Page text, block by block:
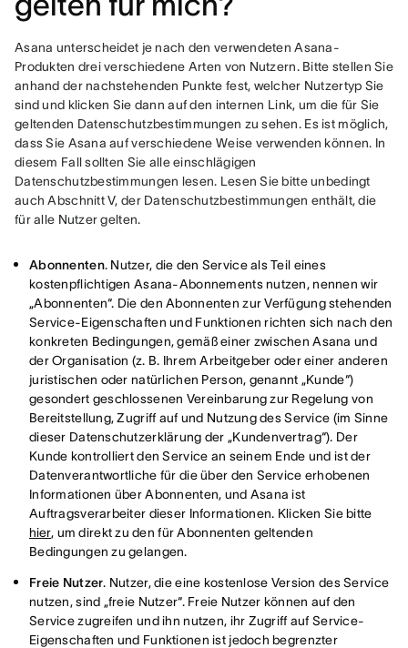
Asana unterscheidet je nach den verwendeten Asana-
Produkten drei verschiedene Arten von Nutzern. Bitte stellen Sie
anhand der nachstehenden Punkte fest, welcher Nutzertyp Sie
sind und klicken Sie dann auf den internen Link, um die für Sie
geltenden Datenschutzbestimmungen zu sehen. Es ist möglich,
dass Sie Asana auf verschiedene Weise verwenden können. In
diesem Fall sollten Sie alle einschlägigen
Datenschutzbestimmungen lesen. Lesen Sie bitte unbedingt
auch Abschnitt V, der Datenschutzbestimmungen enthält, die
für alle Nutzer gelten.
Abonnenten. Nutzer, die den Service als Teil eines
kostenpflichtigen Asana-Abonnements nutzen, nennen wir
„Abonnenten“. Die den Abonnenten zur Verfügung stehenden
Service-Eigenschaften und Funktionen richten sich nach den
konkreten Bedingungen, gemäß einer zwischen Asana und
der Organisation (z. B. Ihrem Arbeitgeber oder einer anderen
juristischen oder natürlichen Person, genannt „Kunde“)
gesondert geschlossenen Vereinbarung zur Regelung von
Bereitstellung, Zugriff auf und Nutzung des Service (im Sinne
dieser Datenschutzerklärung der „Kundenvertrag“). Der
Kunde kontrolliert den Service an seinem Ende und ist der
Datenverantwortliche für die über den Service erhobenen
Informationen über Abonnenten, und Asana ist
Auftragsverarbeiter dieser Informationen. Klicken Sie bitte
hier, um direkt zu den für Abonnenten geltenden
Bedingungen zu gelangen.
Freie Nutzer. Nutzer, die eine kostenlose Version des Service
nutzen, sind „freie Nutzer“. Freie Nutzer können auf den
Service zugreifen und ihn nutzen, ihr Zugriff auf Service-
Eigenschaften und Funktionen ist jedoch begrenzter